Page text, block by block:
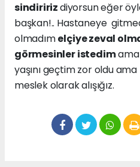
sindiririzdiyorsun eğer
başkan!.. Hastaneye
olmadımelçiye zeval
görmesinler istedim
yaşını geçtim zor oldu
meslek olarak alışığız.